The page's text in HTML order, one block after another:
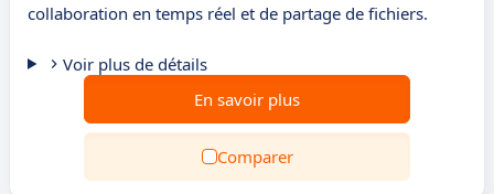
collaboration en temps réel et de partage de fichiers.
Voir plus de détails
En savoir plus
Comparer